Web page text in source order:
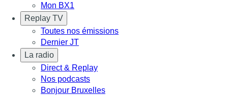
Mon BX1
Replay TV
Toutes nos émissions
Dernier JT
La radio
Direct & Replay
Nos podcasts
Bonjour Bruxelles